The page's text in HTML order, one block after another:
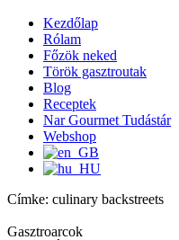
Kezdőlap
Rólam
Főzök neked
Török gasztroutak
Blog
Receptek
Nar Gourmet Tudástár
Webshop
Címke: culinary backstreets
Gasztroarcok